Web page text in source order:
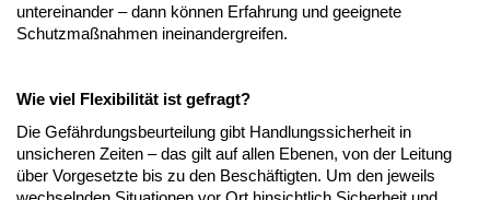
untereinander – dann können Erfahrung und geeignete
Schutzmaßnahmen ineinandergreifen.
Wie viel Flexibilität ist gefragt?
Die Gefährdungsbeurteilung gibt Handlungssicherheit in
unsicheren Zeiten – das gilt auf allen Ebenen, von der Leitung
über Vorgesetzte bis zu den Beschäftigten. Um den jeweils